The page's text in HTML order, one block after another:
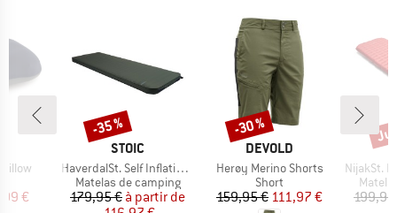
réduit
€
MARQUE
STOIC
Article
HaverdalSt. Self Inflating Mat
Product group
Matelas de camping
Prix
179,95 € Prix réduit
à partir de
Remise
-35 %
MARQUE
DEVOLD
Article
Herøy Merino Shorts
Product group
Short
Prix
159,95 €Prix réduit
111,97 €
Remise
-30 %
Article
NijakSt. II